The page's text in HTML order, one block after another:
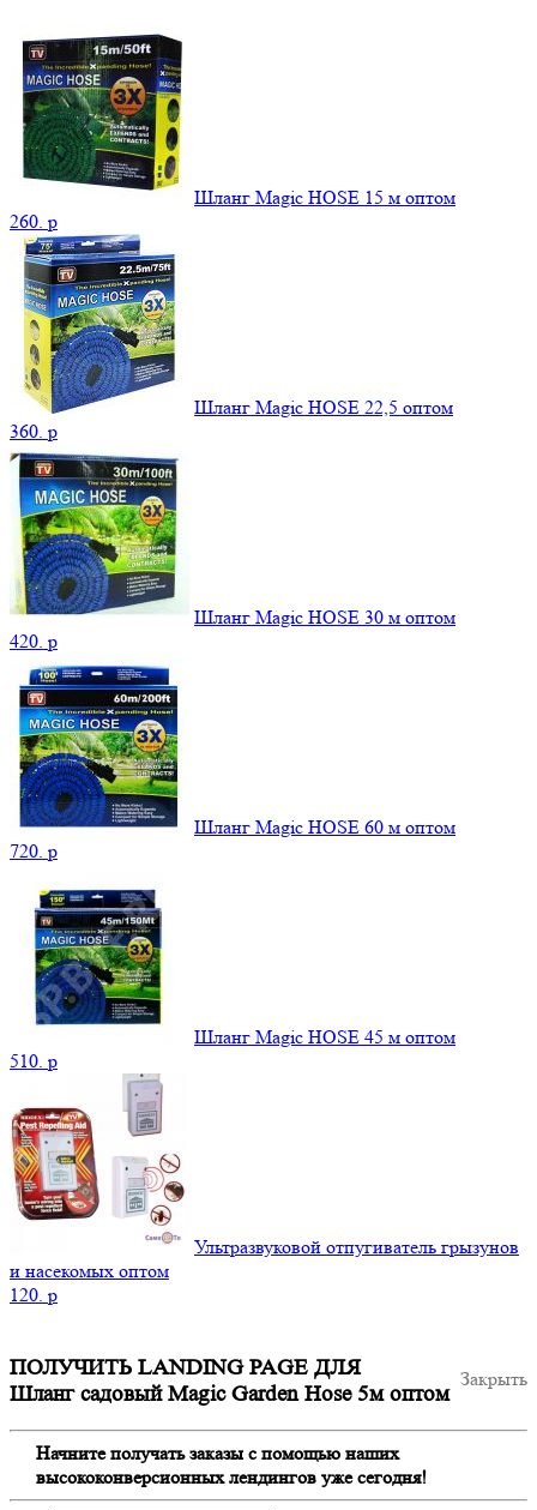
Шланг Magic HOSE 15 м оптом
260. p
Шланг Magic HOSE 22,5 оптом
360. p
Шланг Magic HOSE 30 м оптом
420. p
Шланг Magic HOSE 60 м оптом
720. p
Шланг Magic HOSE 45 м оптом
510. p
Ультразвуковой отпугиватель грызунов
и насекомых оптом
120. p
Закрыть
ПОЛУЧИТЬ LANDING PAGE ДЛЯ
Шланг садовый Magic Garden Hose 5м оптом
Начните получать заказы с помощью наших
высококонверсионных лендингов уже сегодня!